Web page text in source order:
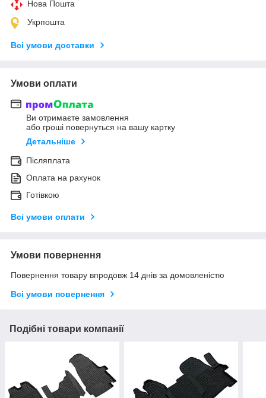
Нова Пошта
Укрпошта
Всі умови доставки
Умови оплати
Ви отримаєте замовлення
або гроші повернуться на вашу картку
Детальніше
Післяплата
Оплата на рахунок
Готівкою
Всі умови оплати
Умови повернення
Повернення товару впродовж 14 днів за домовленістю
Всі умови повернення
Подібні товари компанії